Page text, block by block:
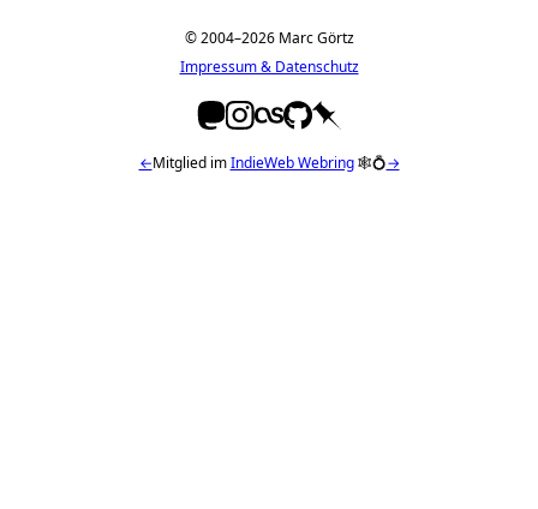
© 2004–2026 Marc Görtz
Impressum & Datenschutz
←Mitglied imIndieWeb Webring🕸💍→